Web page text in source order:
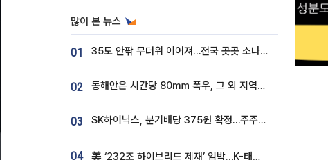
많이 본 뉴스
01 35도 안팎 무더위 이어져…전국 곳곳 소나기 [오늘 날씨]
02 동해안은 시간당 80㎜ 폭우, 그 외 지역은 폭염…‘극과 극 날씨’
03 SK하이닉스, 분기배당 375원 확정…주주환원책 9월로 앞당겨 발표
04 美 ‘232조 하이브리드 제재’ 임박…K-태양광, 불확실성 털고 날개 다나